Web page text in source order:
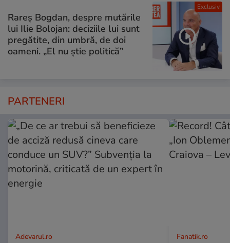
Exclusiv
Rareș Bogdan, despre mutările
lui Ilie Bolojan: deciziile lui sunt
pregătite, din umbră, de doi
oameni. „El nu știe politică”
PARTENERI
Adevarul.ro Fanatik.ro